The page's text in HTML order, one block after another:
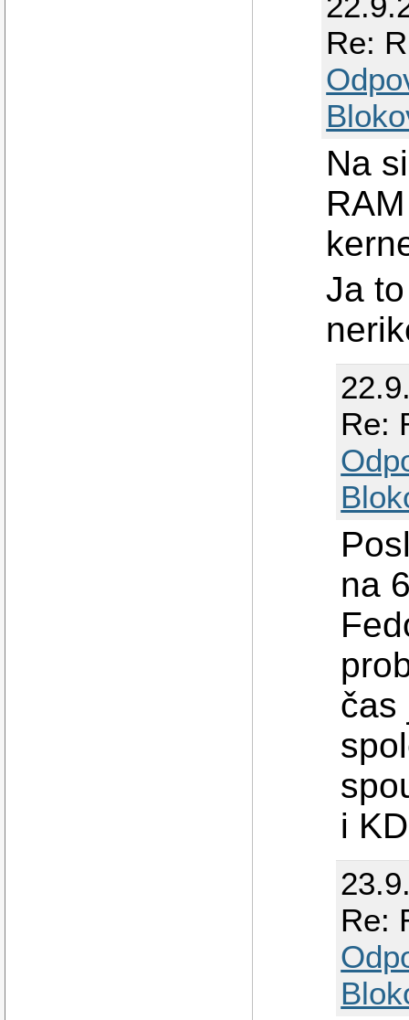
Re:
Na
Ja
Re:
na
čas
i
Re: